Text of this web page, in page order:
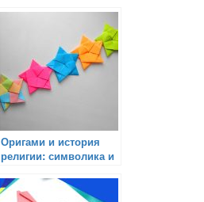
Оригами и история
религии: символика и